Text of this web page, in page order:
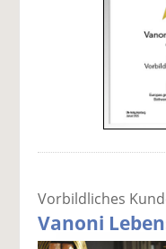
Vorbildliches
Vanoni